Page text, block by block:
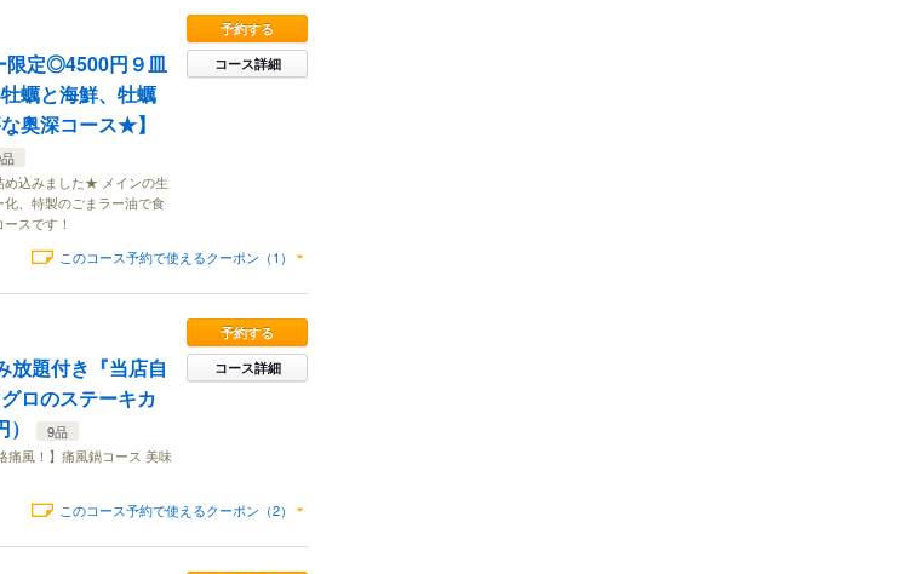
限定◎4500円９皿
蠣と海鮮、牡蠣
奥深コース★】
め込みました★ メインの生
、特製のごまラー油で食
スです！
予約する
コース詳細
このコース予約で使えるクーポン（1）
放題付き『当店自
ロのステーキカ
9品
風！】痛風鍋コース 美味
予約する
コース詳細
このコース予約で使えるクーポン（2）